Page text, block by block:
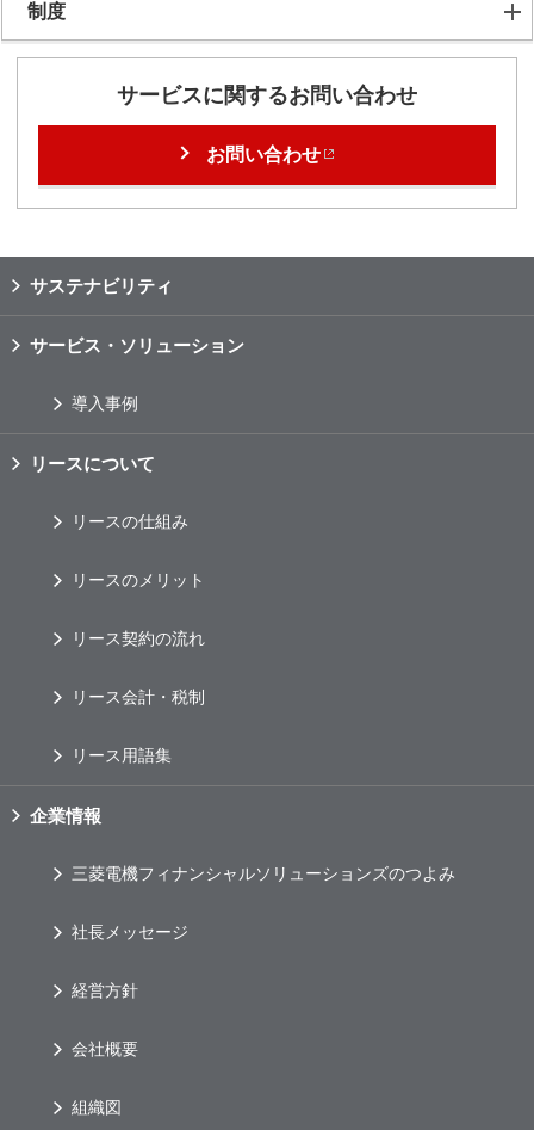
制度
サービスに関するお問い合わせ
お問い合わせ
サステナビリティ
サービス・ソリューション
導入事例
リースについて
リースの仕組み
リースのメリット
リース契約の流れ
リース会計・税制
リース用語集
企業情報
三菱電機フィナンシャルソリューションズのつよみ
社長メッセージ
経営方針
会社概要
組織図